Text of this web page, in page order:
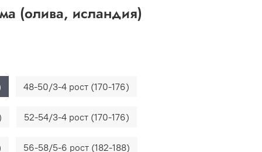
(олива, исландия)
48-50/3-4 рост (170-176)
52-54/3-4 рост (170-176)
56-58/5-6 рост (182-188)